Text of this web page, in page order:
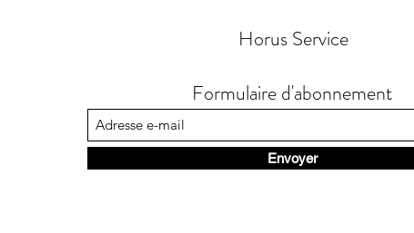
Horus Service
Formulaire d'abonnement
Envoyer